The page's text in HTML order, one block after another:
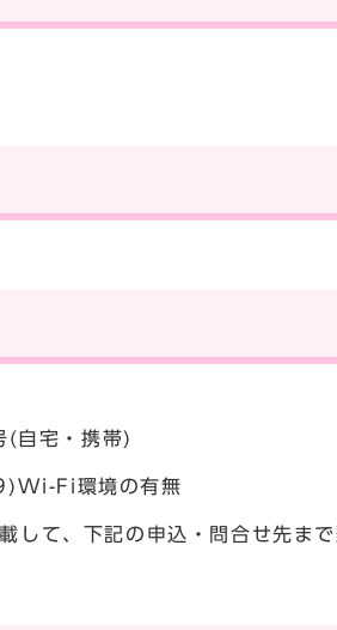
自宅・携帯)
Fi環境の有無
て、下記の申込・問合せ先まで